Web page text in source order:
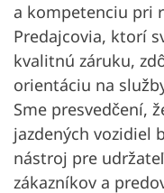
a kompetenciu pri
Predajcovia, ktorí
kvalitnú záruku,
orientáciu na
Sme presvedčení,
jazdených vozidiel
nástroj pre
zákazníkov a